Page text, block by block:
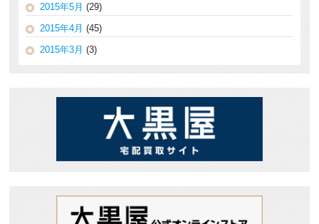
2015年5月 (29)
2015年4月 (45)
2015年3月 (3)